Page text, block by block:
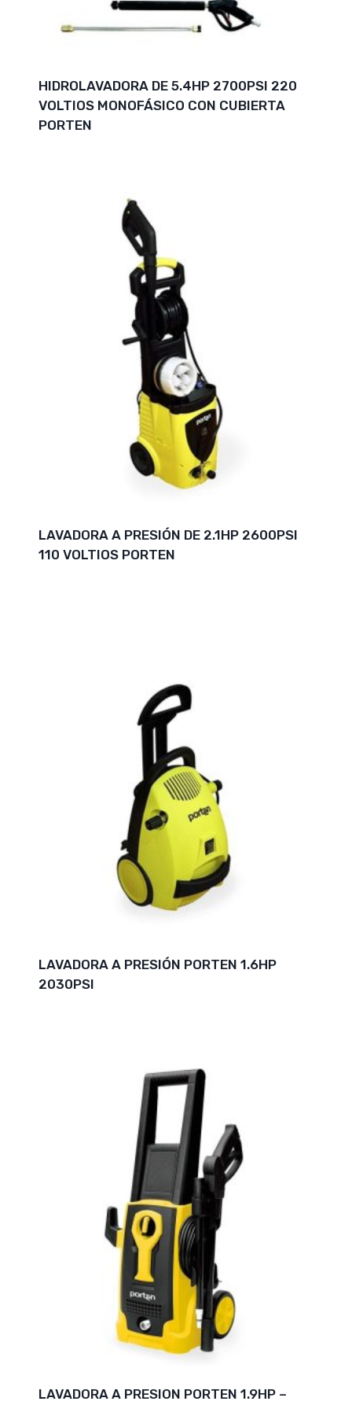
HIDROLAVADORA DE 5.4HP 2700PSI 220
VOLTIOS MONOFÁSICO CON CUBIERTA
PORTEN
LAVADORA A PRESIÓN DE 2.1HP 2600PSI
110 VOLTIOS PORTEN
LAVADORA A PRESIÓN PORTEN 1.6HP
2030PSI
LAVADORA A PRESION PORTEN 1.9HP –